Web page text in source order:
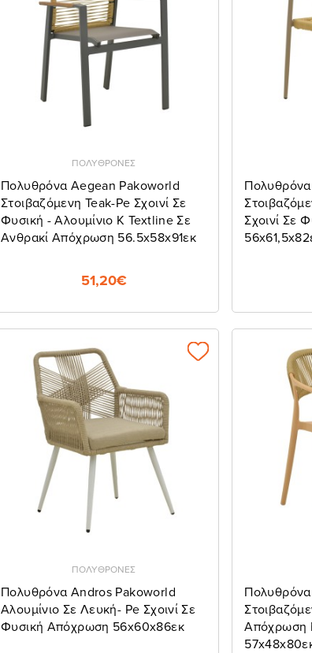
ΠΟΛΥΘΡΟΝΕΣ
Πολυθρόνα Aegean Pakoworld
Στοιβαζόμενη Teak-Pe Σχοινί Σε
Φυσική - Αλουμίνιο Κ Textline Σε
Ανθρακί Απόχρωση 56.5x58x91εκ
51,20€
Σχοινί Σε
ΠΟΛΥΘΡΟΝΕΣ
Πολυθρόνα Andros Pakoworld
Αλουμίνιο Σε Λευκή- Pe Σχοινί Σε
Φυσική Απόχρωση 56x60x86εκ
Απόχρωση